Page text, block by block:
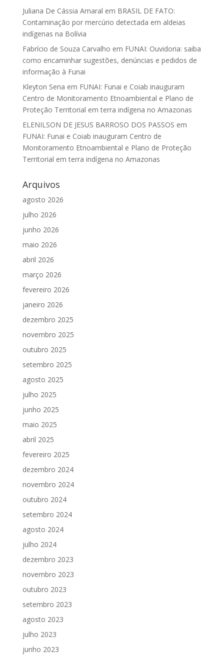
Juliana De Cássia Amaral em BRASIL DE FATO:
Contaminação por mercúrio detectada em aldeias
indígenas na Bolívia
Fabrício de Souza Carvalho em FUNAI: Ouvidoria: saiba
como encaminhar sugestões, denúncias e pedidos de
informação à Funai
Kleyton Sena em FUNAI: Funai e Coiab inauguram
Centro de Monitoramento Etnoambiental e Plano de
Proteção Territorial em terra indígena no Amazonas
ELENILSON DE JESUS BARROSO DOS PASSOS em
FUNAI: Funai e Coiab inauguram Centro de
Monitoramento Etnoambiental e Plano de Proteção
Territorial em terra indígena no Amazonas
Arquivos
agosto 2026
julho 2026
junho 2026
maio 2026
abril 2026
março 2026
fevereiro 2026
janeiro 2026
dezembro 2025
novembro 2025
outubro 2025
setembro 2025
agosto 2025
julho 2025
junho 2025
maio 2025
abril 2025
fevereiro 2025
dezembro 2024
novembro 2024
outubro 2024
setembro 2024
agosto 2024
julho 2024
dezembro 2023
novembro 2023
outubro 2023
setembro 2023
agosto 2023
julho 2023
junho 2023